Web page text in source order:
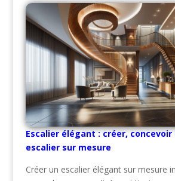
Escalier élégant : créer,
escalier sur mesure
Créer un escalier élégant sur mesure